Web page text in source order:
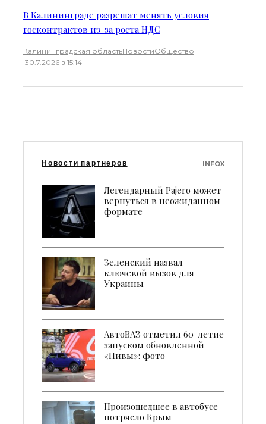
В Калининграде разрешат менять условия
госконтрактов из-за роста НДС
Калининградская областьНовостиОбщество
·30.7.2026 в 15:14
Новости партнеров INFOX
Легендарный Pajero может
вернуться в неожиданном
формате
Зеленский назвал
ключевой вызов для
Украины
АвтоВАЗ отметил 60-летие
запуском обновленной
«Нивы»: фото
Произошедшее в автобусе
потрясло Крым